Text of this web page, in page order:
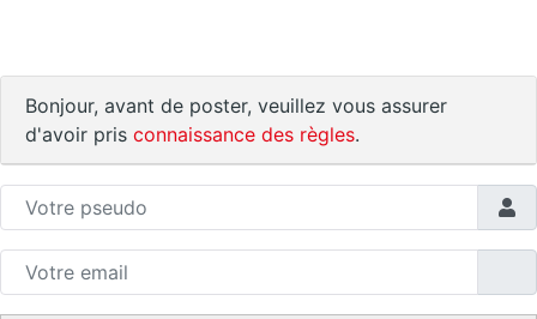
Bonjour, avant de poster, veuillez vous assurer
d'avoir pris connaissance des règles.